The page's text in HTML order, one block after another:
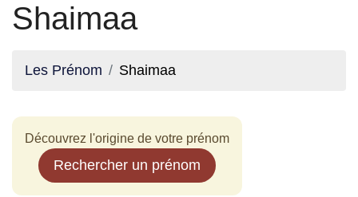
Shaimaa
Les Prénom Shaimaa
Découvrez l'origine de votre prénom
Rechercher un prénom